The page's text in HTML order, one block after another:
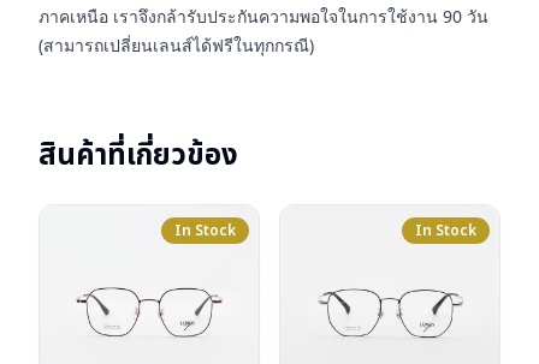
ภาคเหนือ เราจึงกล้ารับประกันความพอใจในการใช้งาน 90 วัน
(สามารถเปลี่ยนเลนส์ได้ฟรีในทุกกรณี)
สินค้าที่เกี่ยวข้อง
In Stock In Stock